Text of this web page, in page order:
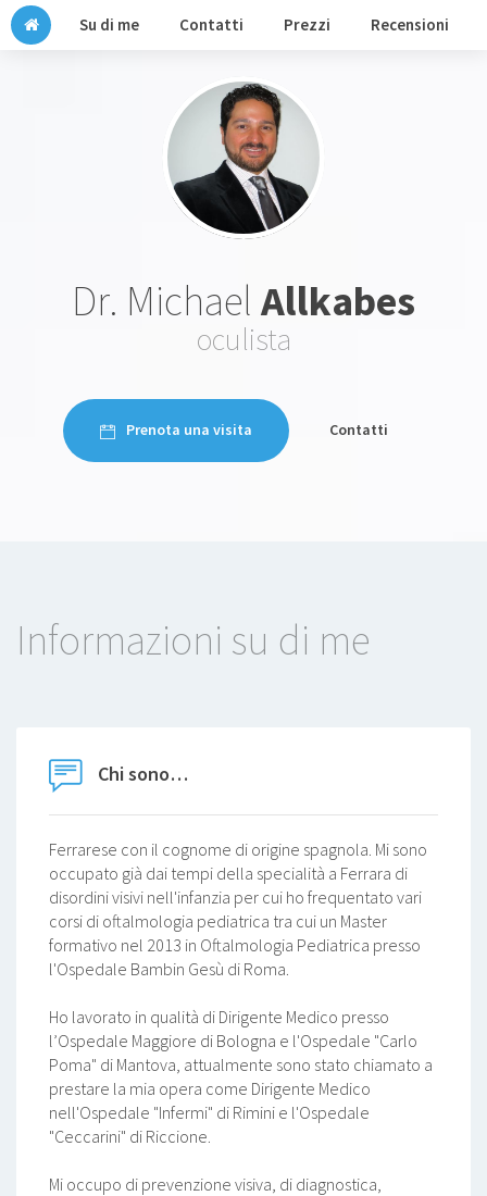
Su di me Contatti Prezzi Recensioni
Dr. Michael Allkabes
oculista
Prenota una visita Contatti
Informazioni su di me
Chi sono…
Ferrarese con il cognome di origine spagnola. Mi sono
occupato già dai tempi della specialità a Ferrara di
disordini visivi nell'infanzia per cui ho frequentato vari
corsi di oftalmologia pediatrica tra cui un Master
formativo nel 2013 in Oftalmologia Pediatrica presso
l'Ospedale Bambin Gesù di Roma.
Ho lavorato in qualità di Dirigente Medico presso
l’Ospedale Maggiore di Bologna e l'Ospedale "Carlo
Poma" di Mantova, attualmente sono stato chiamato a
prestare la mia opera come Dirigente Medico
nell'Ospedale "Infermi" di Rimini e l'Ospedale
"Ceccarini" di Riccione.
Mi occupo di prevenzione visiva, di diagnostica,